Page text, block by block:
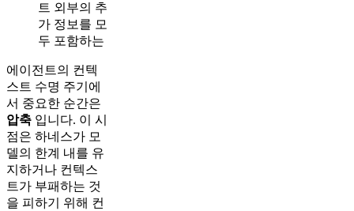
트 외부의 추
가 정보를 모
두 포함하는
에이전트의 컨텍
스트 수명 주기에
서 중요한 순간은
압축 입니다. 이 시
점은 하네스가 모
델의 한계 내를 유
지하거나 컨텍스
트가 부패하는 것
을 피하기 위해 컨